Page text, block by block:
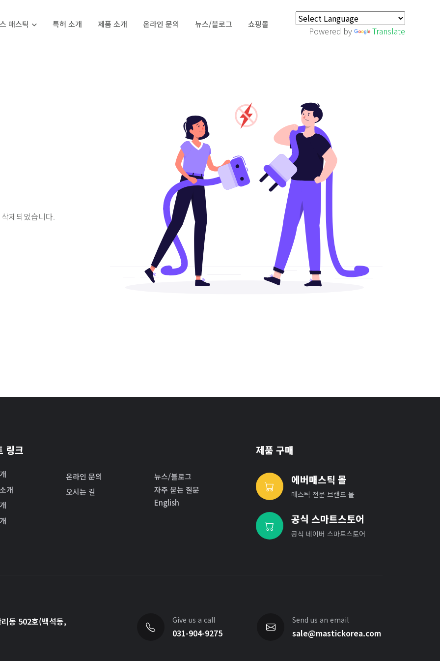
매스틱 특허 소개 제품 소개 온라인 문의 뉴스/블로그 쇼핑몰
Powered by Translate
제되었습니다.
링크
개
온라인 문의
오시는 길
뉴스/블로그
자주 묻는 질문
English
제품 구매
에버매스틱 몰
매스틱 전문 브랜드 몰
공식 스마트스토어
공식 네이버 스마트스토어
동 502호(백석동,
Give us a call
031-904-9275
Send us an email
sale@mastickorea.com